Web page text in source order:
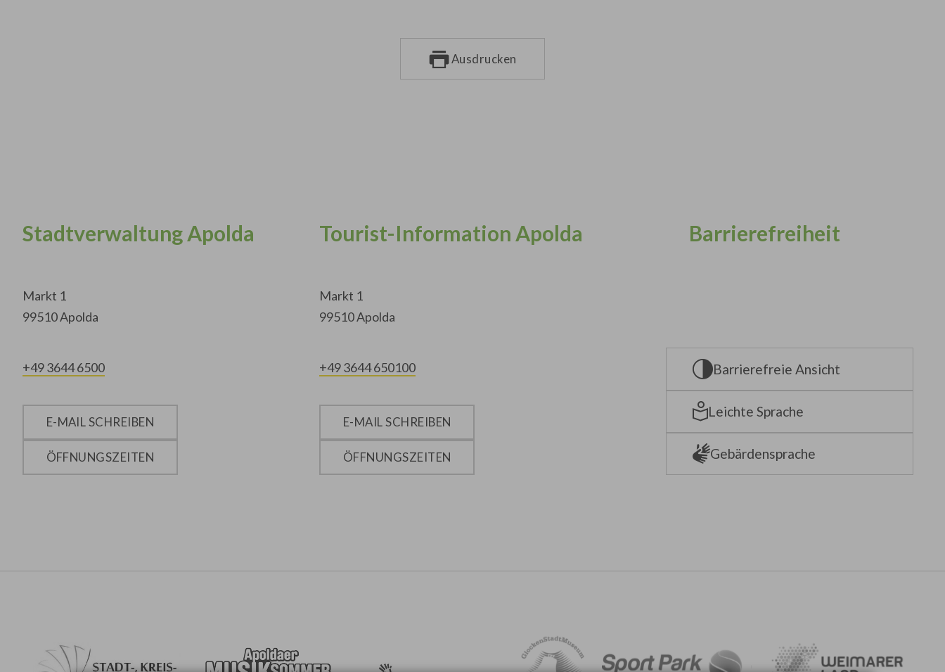
Ausdrucken
Stadtverwaltung Apolda
Markt 1
99510 Apolda
+49 3644 6500
E-MAIL SCHREIBEN
ÖFFNUNGSZEITEN
Tourist-Information Apolda
Markt 1
99510 Apolda
+49 3644 650100
E-MAIL SCHREIBEN
ÖFFNUNGSZEITEN
Barrierefreiheit
Barrierefreie Ansicht
Leichte Sprache
Gebärdensprache